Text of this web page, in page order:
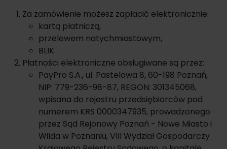
Za zamówienie możesz zapłacić elektronicznie:
kartą płatniczą,
przelewem natychmiastowym,
BLIK.
Płatności elektroniczne obsługiwane są przez:
PayPro S.A., ul. Pastelowa 8, 60-198 Poznań,
NIP: 779-236-98-87, REGON: 301345068,
wpisana do rejestru przedsiębiorców pod
numerem KRS 0000347935, prowadzonego
przez Sąd Rejonowy Poznań - Nowe Miasto i
Wilda w Poznaniu, VIII Wydział Gospodarczy